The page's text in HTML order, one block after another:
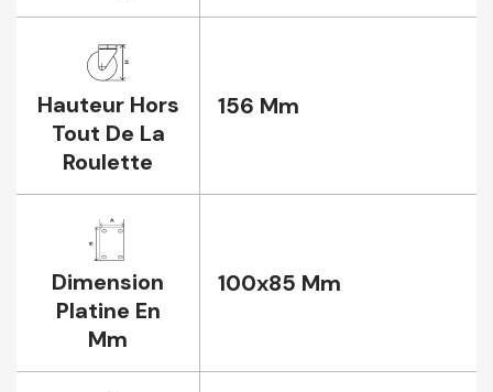
Hauteur Hors
Tout De La
Roulette
156 Mm
Dimension
Platine En
Mm
100x85 Mm